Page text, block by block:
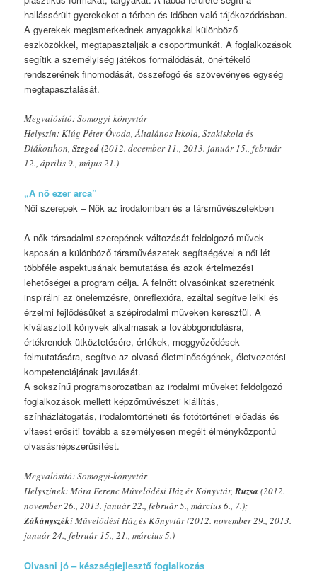
hallássérült gyerekeket a térben és időben való tájékozódásban.
A gyerekek megismerkednek anyagokkal különböző
eszközökkel, megtapasztalják a csoportmunkát. A foglalkozások
segítik a személyiség játékos formálódását, önértékelő
rendszerének finomodását, összefogó és szövevényes egység
megtapasztalását.
Megvalósító: Somogyi-könyvtár
Helyszín: Klúg Péter Óvoda, Általános Iskola, Szakiskola és
Diákotthon,Szeged(2012. december 11., 2013. január 15., február
12., április 9., május 21.)
„A nő ezer arca”
Női szerepek – Nők az irodalomban és a társművészetekben
A nők társadalmi szerepének változását feldolgozó művek
kapcsán a különböző társművészetek segítségével a női lét
többféle aspektusának bemutatása és azok értelmezési
lehetőségei a program célja. A felnőtt olvasóinkat szeretnénk
inspirálni az önelemzésre, önreflexióra, ezáltal segítve lelki és
érzelmi fejlődésüket a szépirodalmi műveken keresztül. A
kiválasztott könyvek alkalmasak a továbbgondolásra,
értékrendek ütköztetésére, értékek, meggyőződések
felmutatására, segítve az olvasó életminőségének, életvezetési
kompetenciájának javulását.
A sokszínű programsorozatban az irodalmi műveket feldolgozó
foglalkozások mellett képzőművészeti kiállítás,
színházlátogatás, irodalomtörténeti és fotótörténeti előadás és
vitaest erősíti tovább a személyesen megélt élményközpontú
olvasásnépszerűsítést.
Megvalósító: Somogyi-könyvtár
Helyszínek: Móra Ferenc Művelődési Ház és Könyvtár,Ruzsa (2012.
november 26., 2013. január 22., február 5., március 6., 7.);
Zákányszéki Művelődési Ház és Könyvtár (2012. november 29., 2013.
január 24., február 15., 21., március 5.)
Olvasni jó – készségfejlesztő foglalkozás